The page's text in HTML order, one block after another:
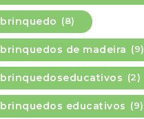
brinquedo (8)
brinquedos de madeira (9)
brinquedoseducativos (2)
brinquedos educativos (9)